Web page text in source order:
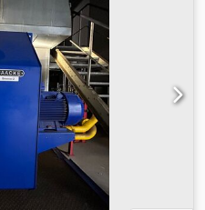
procesinstallaties en
en de merk-Siemens
en een lange
gegevens van de
• Model:
18 – 136 m³/u •
2.900 tpm Motor •
2AA66 • Vermogen: 5,5
IP55 •
van flensaansluitingen